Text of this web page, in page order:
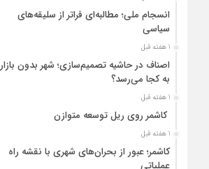
انسجام ملی؛ مطالبه‌ای فراتر از سلیقه‌های
سیاسی
1 هفته قبل
اصناف در حاشیه تصمیم‌سازی؛ شهر بدون بازار
به کجا می‌رسد؟
1 هفته قبل
کاشمر روی ریل توسعه متوازن
1 هفته قبل
کاشمر؛ عبور از بحران‌های شهری با نقشه راه
عملیاتی